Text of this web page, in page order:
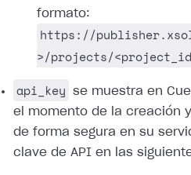
formato:
https://
>/projects/
api_key
se muestra en
el momento de la creación
de forma segura en su
clave de API en las